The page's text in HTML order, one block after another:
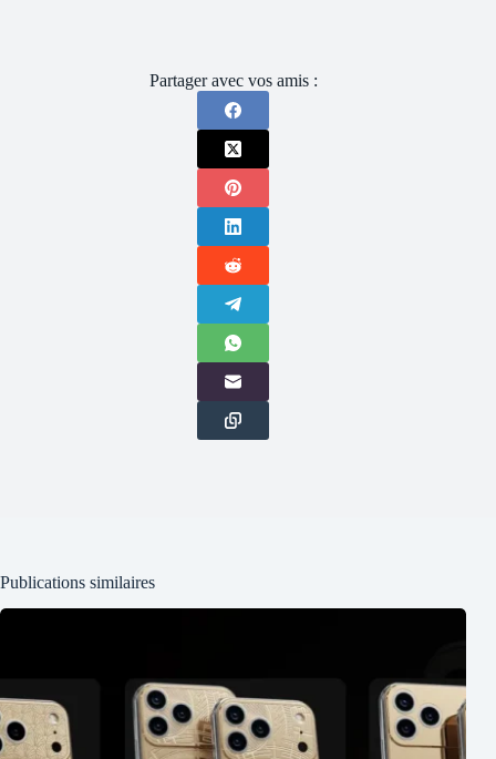
Partager avec vos amis :
Publications similaires